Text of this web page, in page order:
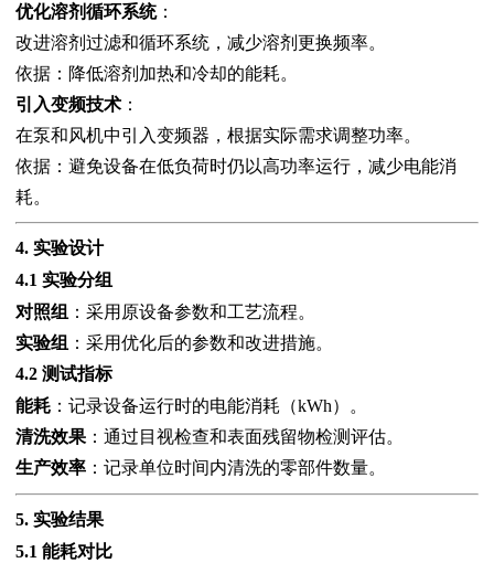
优化溶剂循环系统：
改进溶剂过滤和循环系统，减少溶剂更换频率。
依据：降低溶剂加热和冷却的能耗。
引入变频技术 ：
在泵和风机中引入变频器，根据实际需求调整功率。
依据：避免设备在低负荷时仍以高功率运行，减少电能消
耗。
4. 实验设计
4.1 实验分组
对照组 ：采用原设备参数和工艺流程。
实验组 ：采用优化后的参数和改进措施。
4.2 测试指标
能耗 ：记录设备运行时的电能消耗（kWh）。
清洗效果：通过目视检查和表面残留物检测评估。
生产效率 ：记录单位时间内清洗的零部件数量。
5. 实验结果
5.1 能耗对比